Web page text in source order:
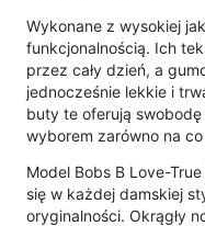
Wykonane z wysokiej
funkcjonalnością. Ich
przez cały dzień, a
jednocześnie lekkie i
buty te oferują
wyborem zarówno na
Model Bobs B Love-
się w każdej damskiej
oryginalności. Okrągły